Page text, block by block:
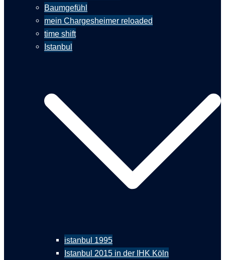
Baumgefühl
mein Chargesheimer reloaded
time shift
Istanbul
istanbul 1995
Istanbul 2015 in der IHK Köln